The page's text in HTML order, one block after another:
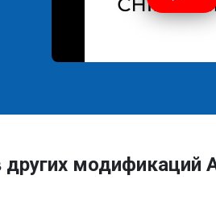
модификаций